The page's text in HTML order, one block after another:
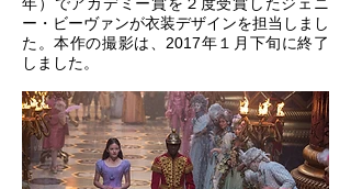
ー・ビーヴァンが衣装デザインを担当しまし
た。本作の撮影は、2017年１月下旬に終了
しました。